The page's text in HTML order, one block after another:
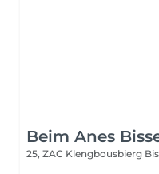
Beim Anes
25, ZAC Klengbousbierg